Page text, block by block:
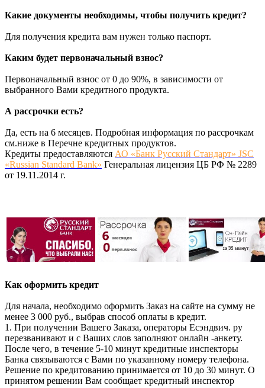
Какие документы необходимы, чтобы получить кредит?
Для получения кредита вам нужен только паспорт.
Каким будет первоначальный взнос?
Первоначальный взнос от 0 до 90%, в зависимости от
выбранного Вами кредитного продукта.
А рассрочки есть?
Да, есть на 6 месяцев. Подробная информация по рассрочкам
см.ниже в Перечне кредитных продуктов.
Кредиты предоставляются АО «Банк Русский Стандарт» JSC
«Russian Standard Bank» Генеральная лицензия ЦБ РФ № 2289
от 19.11.2014 г.
Как оформить кредит
Для начала, необходимо оформить Заказ на сайте на сумму не
менее 3 000 руб., выбрав способ оплаты в кредит.
1. При получении Вашего Заказа, операторы Есэндвич. ру
перезванивают и с Ваших слов заполняют онлайн -анкету.
После чего, в течение 5-10 минут кредитные инспекторы
Банка связываются с Вами по указанному номеру телефона.
Решение по кредитованию принимается от 10 до 30 минут. О
принятом решении Вам сообщает кредитный инспектор